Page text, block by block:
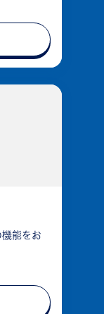
能をお